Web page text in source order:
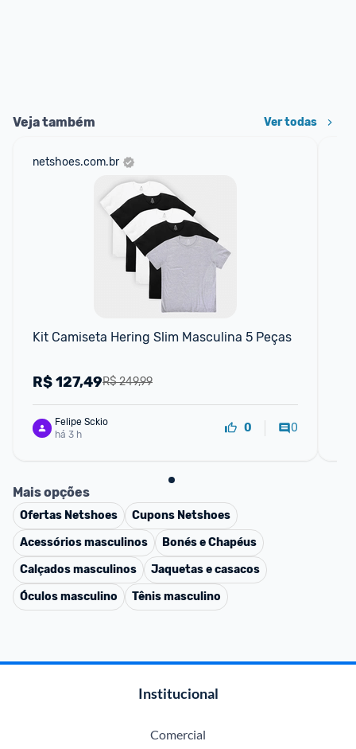
Veja também Ver todas
netshoes.com.br
Kit Camiseta Hering Slim Masculina 5 Peças
R$ 249,99
R$127,49
Felipe Sckio
há 3 h
0 0
Mais opções
Ofertas Netshoes Cupons Netshoes
Acessórios masculinos
Bonés e Chapéus
Calçados masculinos
Jaquetas e casacos
Óculos masculino
Tênis masculino
Institucional
Comercial